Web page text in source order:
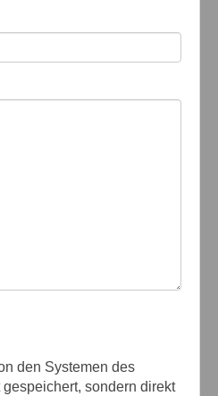
den Systemen des
gespeichert, sondern direkt